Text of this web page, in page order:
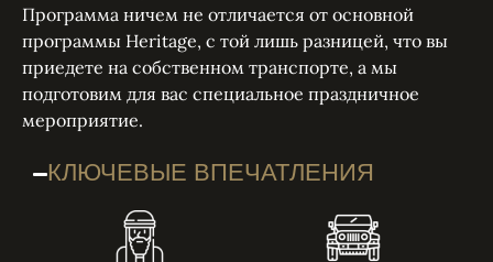
Программа ничем не отличается от основной
программы Heritage, с той лишь разницей, что вы
приедете на собственном транспорте, а мы
подготовим для вас специальное праздничное
мероприятие.
КЛЮЧЕВЫЕ ВПЕЧАТЛЕНИЯ